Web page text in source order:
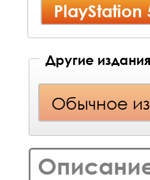
PlayStation
Другие
Обычное